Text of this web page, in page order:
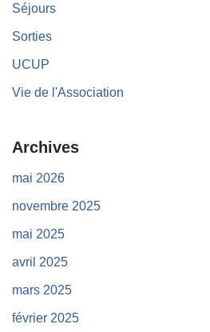
Séjours
Sorties
UCUP
Vie de l'Association
Archives
mai 2026
novembre 2025
mai 2025
avril 2025
mars 2025
février 2025